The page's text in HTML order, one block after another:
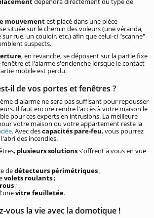
mouvementest placé dans une pièce
située sur le chemin des voleurs (une véranda,
rue, un couloir, etc.) afin que celui-ci "scanne"
suspects.
, en revanche, se déposent sur la partie fixe
et l'alarme s'enclenche lorsque le contact
mobile est perdu.
il de vos portes et fenêtres ?
d'alarme ne sera pas suffisant pour repousser
Il faut encore rendre l'accès à votre maison le
pour ces experts en intrusions. La meilleure
votre maison ou votre appartement reste la
. Avec descapacités pare-feu, vous pourrez
des incendies.
plusieurs solutionss'offrent à vous en vue
dedétecteurs périmétriques;
volets roulants;
;
vitre feuilletée.
vous la vie avec la domotique !